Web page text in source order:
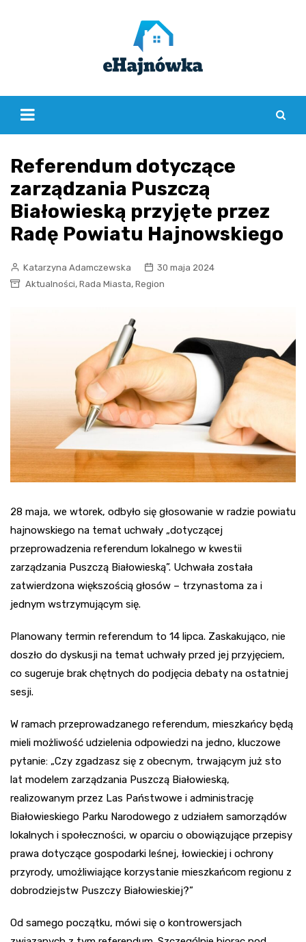
Referendum dotyczące
zarządzania Puszczą
Białowieską przyjęte przez
Radę Powiatu Hajnowskiego
Katarzyna Adamczewska
30 maja 2024
Aktualności, Rada Miasta, Region
28 maja, we wtorek, odbyło się głosowanie w radzie powiatu
hajnowskiego na temat uchwały „dotyczącej
przeprowadzenia referendum lokalnego w kwestii
zarządzania Puszczą Białowieską”. Uchwała została
zatwierdzona większością głosów – trzynastoma za i
jednym wstrzymującym się.
Planowany termin referendum to 14 lipca. Zaskakująco, nie
doszło do dyskusji na temat uchwały przed jej przyjęciem,
co sugeruje brak chętnych do podjęcia debaty na ostatniej
sesji.
W ramach przeprowadzanego referendum, mieszkańcy będą
mieli możliwość udzielenia odpowiedzi na jedno, kluczowe
pytanie: „Czy zgadzasz się z obecnym, trwającym już sto
lat modelem zarządzania Puszczą Białowieską,
realizowanym przez Las Państwowe i administrację
Białowieskiego Parku Narodowego z udziałem samorządów
lokalnych i społeczności, w oparciu o obowiązujące przepisy
prawa dotyczące gospodarki leśnej, łowieckiej i ochrony
przyrody, umożliwiające korzystanie mieszkańcom regionu z
dobrodziejstw Puszczy Białowieskiej?”
Od samego początku, mówi się o kontrowersjach